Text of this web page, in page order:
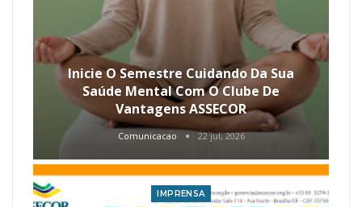
Inicie O Semestre Cuidando Da Sua
Saúde Mental Com O Clube De
Vantagens ASSECOR
Comunicacao 22 jul, 2026
IMPRENSA